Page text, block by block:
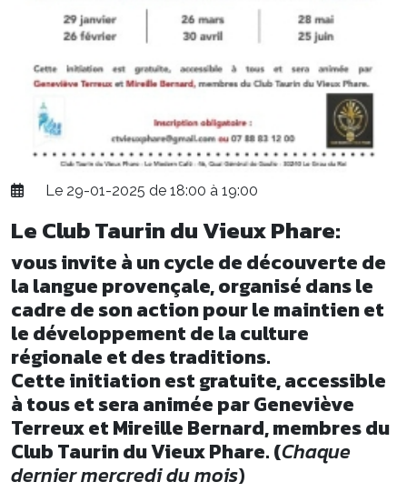
Le 29-01-2025 de 18:00 à 19:00
Le Club Taurin du Vieux Phare:
vous invite à un cycle de découverte de
la langue provençale, organisé dans le
cadre de son action pour le maintien et
le développement de la culture
régionale et des traditions.
Cette initiation est gratuite, accessible
à tous et sera animée par Geneviève
Terreux et Mireille Bernard, membres du
Club Taurin du Vieux Phare. (Chaque
dernier mercredi du mois)